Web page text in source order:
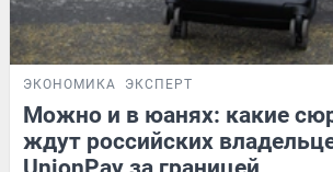
ЭКОНОМИКА ЭКСПЕРТ
Можно и в юанях: какие
ждут российских